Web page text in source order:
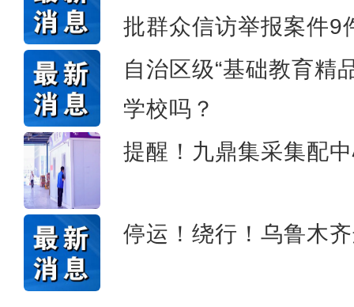
批群众信访举报案件9
自治区级“基础教育精
学校吗？
提醒！九鼎集采集配
停运！绕行！乌鲁木
侨乡故事 | 哈班拜的